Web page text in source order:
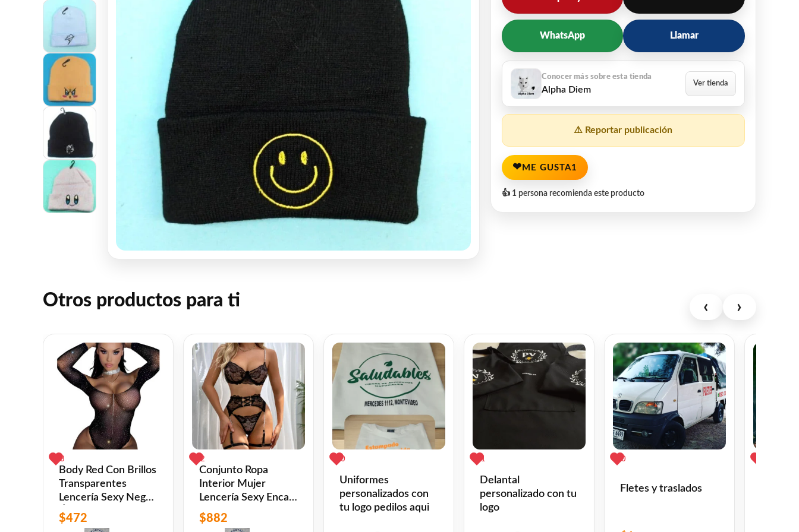
WhatsApp Llamar
Alpha Diem
⚠️ Reportar publicación
❤ ME GUSTA1
👍 1 persona recomienda este producto
Otros productos para ti ‹ ›
3
Body Red Con Brillos
Transparentes
Lencería Sexy Negro
Único
$472
2
Conjunto Ropa
Interior Mujer
Lencería Sexy Encaje
Cadenas Negro L
$882
0
Uniformes
personalizados con
tu logo pedilos aqui
1
Delantal
personalizado con tu
logo
0
Fletes y traslados